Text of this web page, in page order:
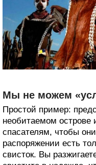
Мы не можем
Простой пример:
необитаемом острове
спасателям, чтобы
распоряжении есть
свисток. Вы